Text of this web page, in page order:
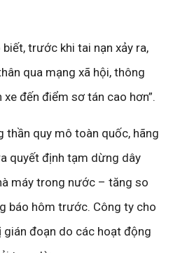
trước khi tai nạn xảy ra,
qua mạng xã hội, thông
đến điểm sơ tán cao hơn”.
thần quy mô toàn quốc, hãng
quyết định tạm dừng dây
máy trong nước – tăng so
báo hôm trước. Công ty cho
đoạn do các hoạt động